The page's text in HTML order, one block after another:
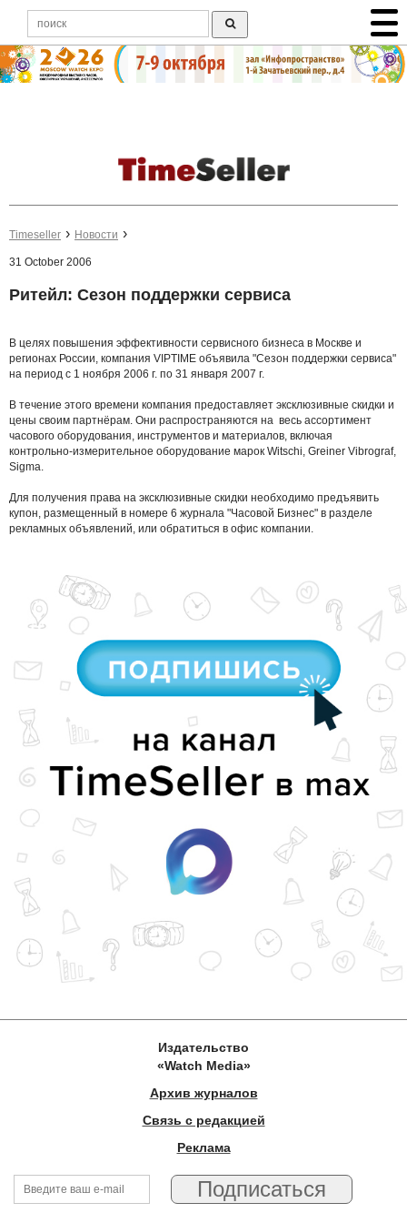
Timeseller Новости
31 October 2006
Ритейл: Сезон поддержки сервиса
В целях повышения эффективности сервисного бизнеса в Москве и
регионах России, компания VIPTIME объявила "Сезон поддержки сервиса"
на период с 1 ноября 2006 г. по 31 января 2007 г.
В течение этого времени компания предоставляет эксклюзивные скидки и
цены своим партнёрам. Они распространяются на весь ассортимент
часового оборудования, инструментов и материалов, включая
контрольно-измерительное оборудование марок Witschi, Greiner Vibrograf,
Sigma.
Для получения права на эксклюзивные скидки необходимо предъявить
купон, размещенный в номере 6 журнала "Часовой Бизнес" в разделе
рекламных объявлений, или обратиться в офис компании.
Издательство
«Watch Media»
Архив журналов
Связь с редакцией
Реклама